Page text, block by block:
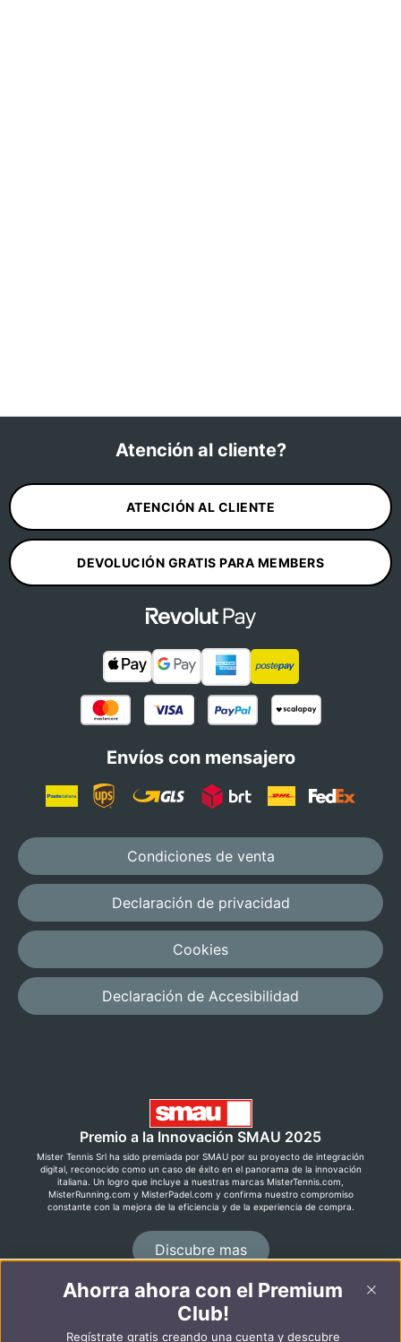
Atención al cliente?
ATENCIÓN AL CLIENTE
DEVOLUCIÓN GRATIS PARA MEMBERS
Envíos con mensajero
Condiciones de venta
Declaración de privacidad
Cookies
Declaración de Accesibilidad
Premio a la Innovación SMAU 2025
Mister Tennis Srl ha sido premiada por SMAU por su proyecto de integración
digital, reconocido como un caso de éxito en el panorama de la innovación
italiana. Un logro que incluye a nuestras marcas MisterTennis.com,
MisterRunning.com y MisterPadel.com y confirma nuestro compromiso
constante con la mejora de la eficiencia y de la experiencia de compra.
Discubre mas
©2026 MisterRunning.com
Ahorra ahora con el Premium
Club!
Regístrate gratis creando una cuenta y descubre